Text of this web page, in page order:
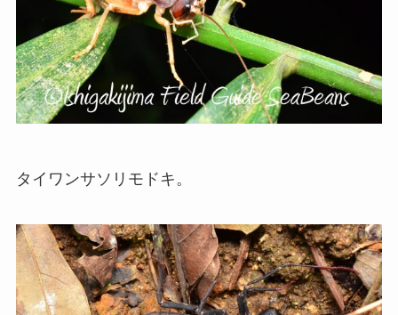
タイワンサソリモドキ。